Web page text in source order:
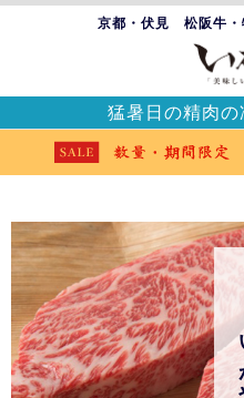
京都・伏見 松阪牛
猛暑日の精肉の